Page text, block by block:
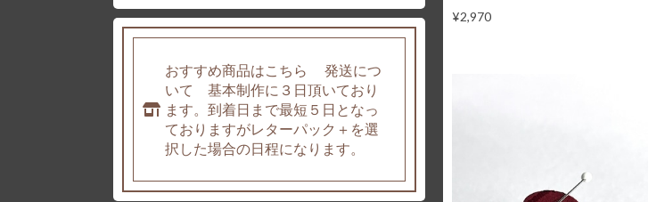
¥2,970
おすすめ商品はこちら 発送につ
いて 基本制作に３日頂いており
ます。到着日まで最短５日となっ
ておりますがレターパック＋を選
択した場合の日程になります。